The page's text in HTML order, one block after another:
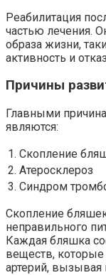
Реабилитация
частью лечения.
образа жизни,
активность и
Причины
Главными
являются:
1. Скопление
2. Атеросклероз
3. Синдром
Скопление
неправильного
Каждая бляшка
веществ, которые
артерий, вызывая